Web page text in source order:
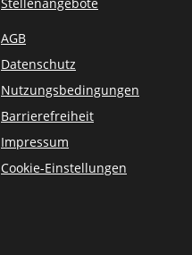
AGB
Datenschutz
Nutzungsbedingungen
Barrierefreiheit
Impressum
Cookie-Einstellungen